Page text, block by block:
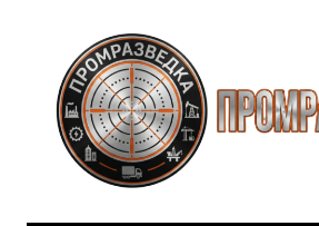
содержимому